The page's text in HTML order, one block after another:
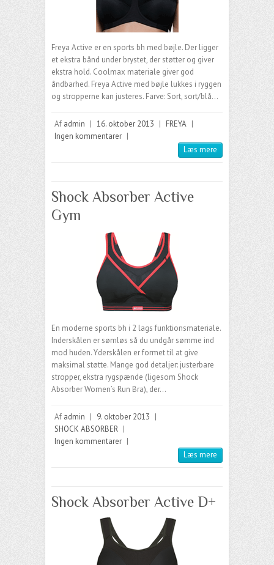
Freya Active er en sports bh med bøjle. Der ligger
et ekstra bånd under brystet, der støtter og giver
ekstra hold. Coolmax materiale giver god
åndbarhed. Freya Active med bøjle lukkes i ryggen
og stropperne kan justeres. Farve: Sort, sort/blå…
Af admin | 16. oktober 2013 | FREYA |
Ingen kommentarer |
Læs mere
Shock Absorber Active
Gym
En moderne sports bh i 2 lags funktionsmateriale.
Inderskålen er sømløs så du undgår sømme ind
mod huden. Yderskålen er formet til at give
maksimal støtte. Mange god detaljer: justerbare
stropper, ekstra rygspænde (ligesom Shock
Absorber Women’s Run Bra), der…
Af admin | 9. oktober 2013 |
SHOCK ABSORBER |
Ingen kommentarer |
Læs mere
Shock Absorber Active D+